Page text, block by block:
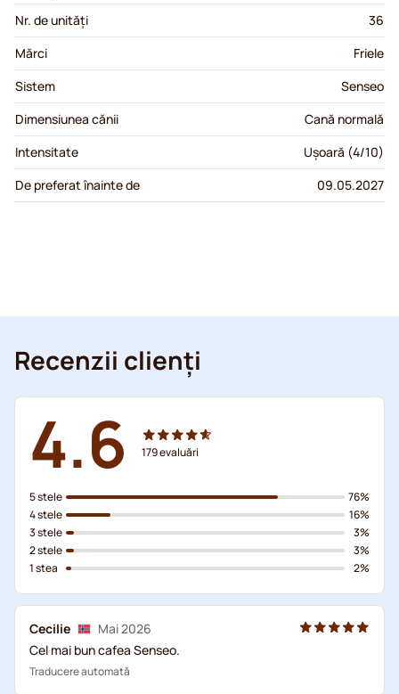
Nr. de unități
36
Mărci
Friele
Sistem
Senseo
Dimensiunea cănii
Cană normală
Intensitate
Ușoară (4/10)
De preferat înainte de
09.05.2027
Recenzii clienți
4.6 179evaluări
5 stele
4 stele
3 stele
2 stele
1 stea
76%
16%
3%
3%
2%
Cecilie
Mai 2026
Cel mai bun cafea Senseo.
Traducere automată